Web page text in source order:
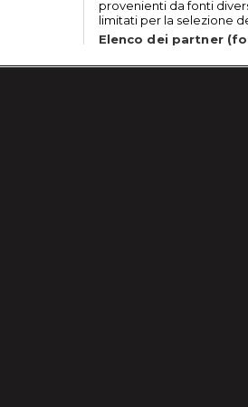
provenienti da fonti
limitati per la selezione
Elenco dei partner